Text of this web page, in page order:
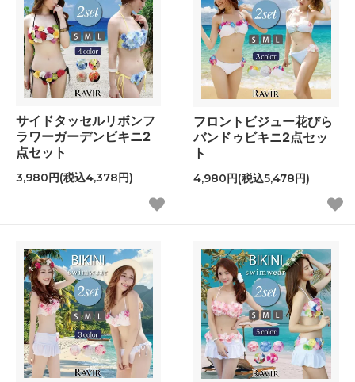
サイドタッセルリボンフ
ラワーガーデンビキニ2
点セット
3,980円(税込4,378円)
フロントビジュー花びら
バンドゥビキニ2点セッ
ト
4,980円(税込5,478円)